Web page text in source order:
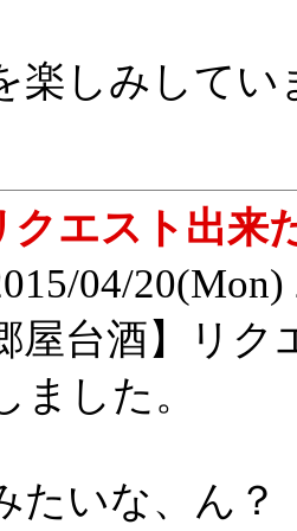
楽しみして
クエスト出来
04/
屋台酒】リ
ました。
たいな、ん？